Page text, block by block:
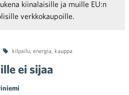
kiinalaisille ja muille EU:n
verkkokaupoille.
kilpailu, energia, kauppa
ei sijaa